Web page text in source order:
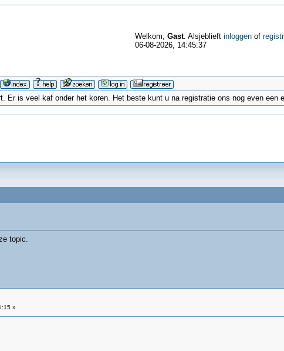
Welkom, Gast. Alsjeblieft inloggenof
06-08-2026, 14:45:37
Er is veel kaf onder het koren. Het beste kunt u na registratie ons nog even een
topic.
»